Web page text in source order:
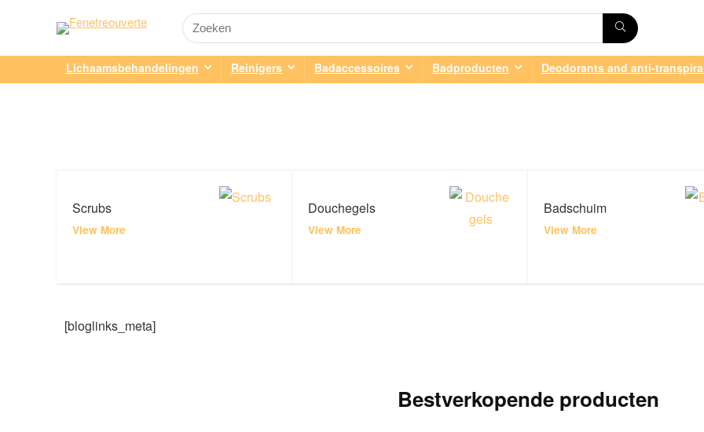
Lichaamsbehandelingen Reinigers Badaccessoires Badproducten Deodorants and anti-
Scrubs
View More
Douchegels
View More
Badschuim
View More
[bloglinks_meta]
Bestverkopende producten